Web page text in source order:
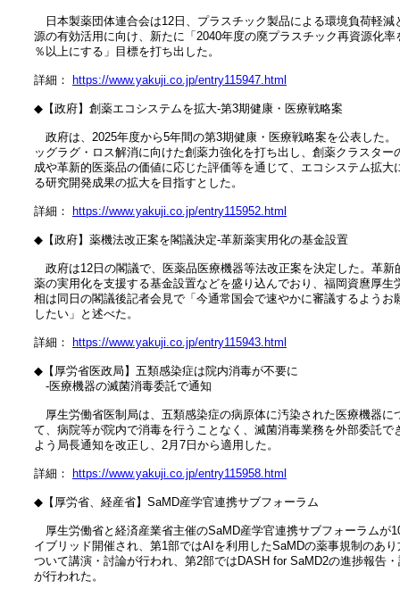
日本製薬団体連合会は12日、プラスチック製品による環境負荷軽減
源の有効活用に向け、新たに「2040年度の廃プラスチック再資源化率
％以上にする」目標を打ち出した。
詳細： https://www.yakuji.co.jp/entry115947.html
◆【政府】創薬エコシステムを拡大‐第3期健康・医療戦略案
政府は、2025年度から5年間の第3期健康・医療戦略案を公表した。
ッグラグ・ロス解消に向けた創薬力強化を打ち出し、創薬クラスター
成や革新的医薬品の価値に応じた評価等を通じて、エコシステム拡大
る研究開発成果の拡大を目指すとした。
詳細： https://www.yakuji.co.jp/entry115952.html
◆【政府】薬機法改正案を閣議決定‐革新薬実用化の基金設置
政府は12日の閣議で、医薬品医療機器等法改正案を決定した。革新
薬の実用化を支援する基金設置などを盛り込んでおり、福岡資麿厚生
相は同日の閣議後記者会見で「今通常国会で速やかに審議するようお
したい」と述べた。
詳細： https://www.yakuji.co.jp/entry115943.html
◆【厚労省医政局】五類感染症は院内消毒が不要に
‐医療機器の滅菌消毒委託で通知
厚生労働省医制局は、五類感染症の病原体に汚染された医療機器に
て、病院等が院内で消毒を行うことなく、滅菌消毒業務を外部委託で
よう局長通知を改正し、2月7日から適用した。
詳細： https://www.yakuji.co.jp/entry115958.html
◆【厚労省、経産省】SaMD産学官連携サブフォーラム
厚生労働省と経済産業省主催のSaMD産学官連携サブフォーラムが
イブリッド開催され、第1部ではAIを利用したSaMDの薬事規制のあり
ついて講演・討論が行われ、第2部ではDASH for SaMD2の進捗報告
が行われた。